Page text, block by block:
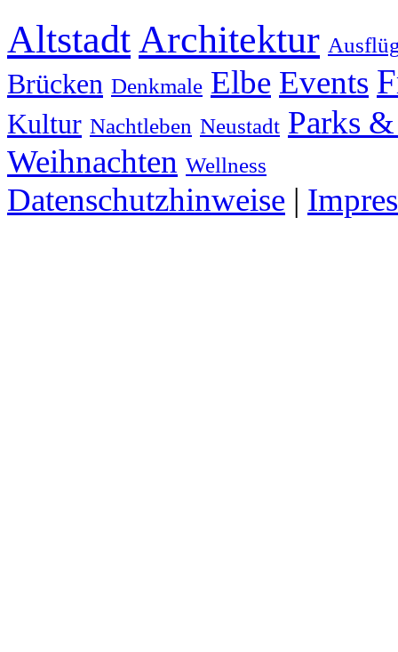
Altstadt Architektur
Brücken Denkmale Elbe Events
Kultur Nachtleben Neustadt Parks
Weihnachten Wellness
Datenschutzhinweise |